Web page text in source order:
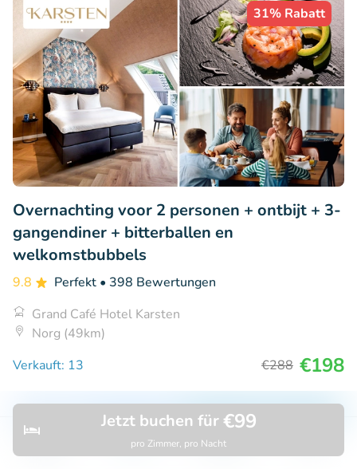
Suchen Buchungen
Jetzt buchen für€99
pro Zimmer, pro Nacht
31% Rabatt
Overnachting voor 2 personen + ontbijt + 3-
gangendiner + bitterballen en
welkomstbubbels
9.8 Perfekt • 398 Bewertungen
Grand Café Hotel Karsten
Norg (49km)
Verkauft: 13
€288 €198
35% Rabatt